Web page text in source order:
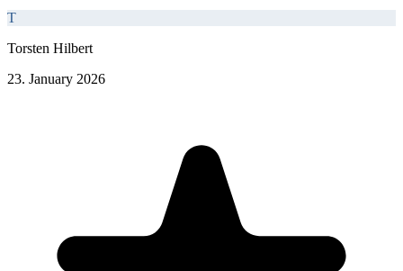
T
Torsten Hilbert
23. January 2026